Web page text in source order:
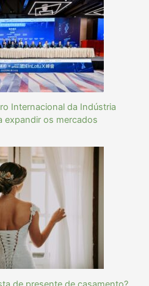
Internacional da Indústria
expandir os mercados